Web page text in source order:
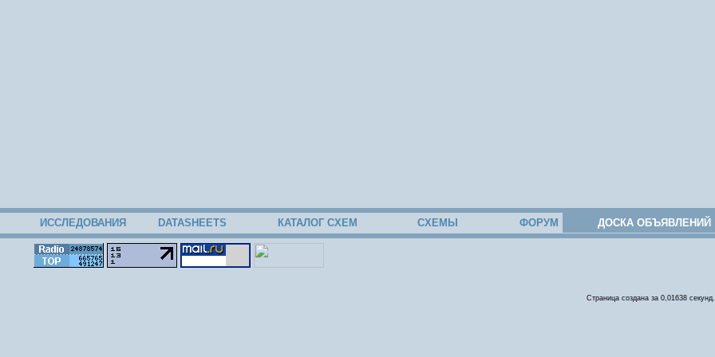
ИССЛЕДОВАНИЯ DATASHEETS КАТАЛОГ СХЕМ СХЕМЫ ФОРУМ ДОСКА ОБЪЯВЛЕНИЙ
Страница создана за 0,01638 секунд.